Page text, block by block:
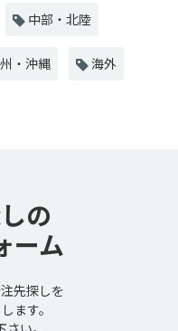
中部・北陸
・沖縄 海外
の
ーム
先探しを
ます。